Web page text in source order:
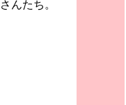
さんたち。